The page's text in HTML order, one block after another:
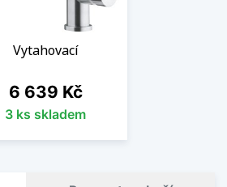
Vytahovací
Cena
6 639 Kč
3 ks skladem